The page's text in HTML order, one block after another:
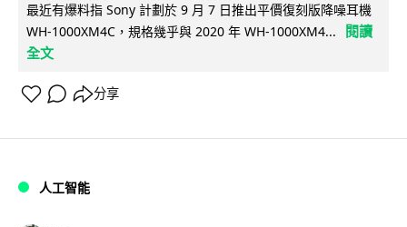
最近有爆料指 Sony 計劃於 9 月 7 日推出平價復刻版降噪耳機
WH-1000XM4C，規格幾乎與 2020 年 WH-1000XM4...
閱讀
全文
分享
人工智能